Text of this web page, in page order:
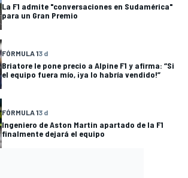
La F1 admite "conversaciones en Sudamérica"
para un Gran Premio
FÓRMULA 13 d
Briatore le pone precio a Alpine F1 y afirma: “Si
el equipo fuera mío, ¡ya lo habría vendido!”
FÓRMULA 13 d
Ingeniero de Aston Martin apartado de la F1
finalmente dejará el equipo